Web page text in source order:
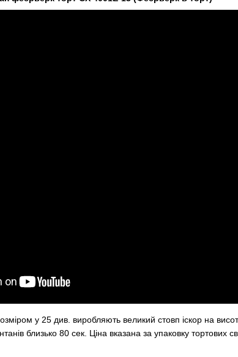
у 25 див. виробляють великий стовп іскор на
близько 80 сек. Ціна вказана за упаковку тортових